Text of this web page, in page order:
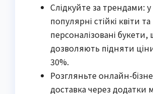
Слідкуйте за трендами: у
популярні стійкі квіти та
персоналізовані букети,
дозволяють підняти
30%.
Розгляньте онлайн-
доставка через додатки